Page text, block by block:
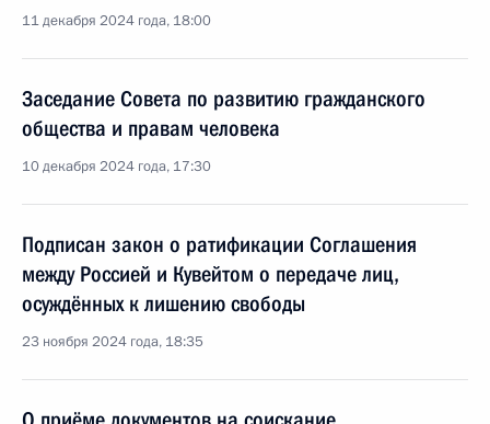
11 декабря 2024 года, 18:00
Заседание Совета по развитию гражданского
общества и правам человека
10 декабря 2024 года, 17:30
Подписан закон о ратификации Соглашения
между Россией и Кувейтом о передаче лиц,
осуждённых к лишению свободы
23 ноября 2024 года, 18:35